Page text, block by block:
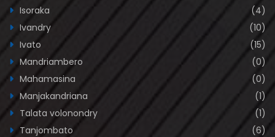
Isoraka
(4)
Ivandry
(10)
Ivato
(15)
Mandriambero
(0)
Mahamasina
(0)
Manjakandriana
(1)
Talata volonondry
(1)
Tanjombato
(6)